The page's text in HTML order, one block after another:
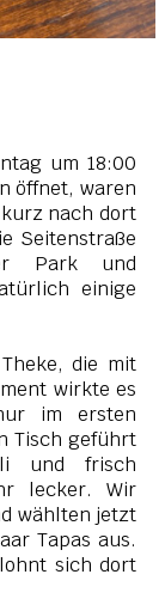
um 18:00
öffnet, waren
nach dort
Seitenstraße
Park und
einige
die mit
wirkte es
im ersten
Tisch geführt
und frisch
lecker. Wir
wählten jetzt
Tapas aus.
sich dort